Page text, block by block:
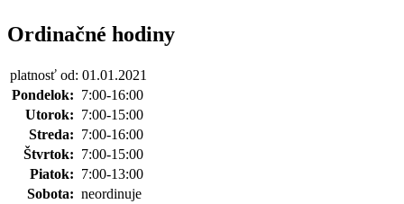
Ordinačné hodiny
platnosť od: 01.01.2021
Pondelok: 7:00-16:00
Utorok: 7:00-15:00
Streda: 7:00-16:00
Štvrtok: 7:00-15:00
Piatok: 7:00-13:00
Sobota: neordinuje